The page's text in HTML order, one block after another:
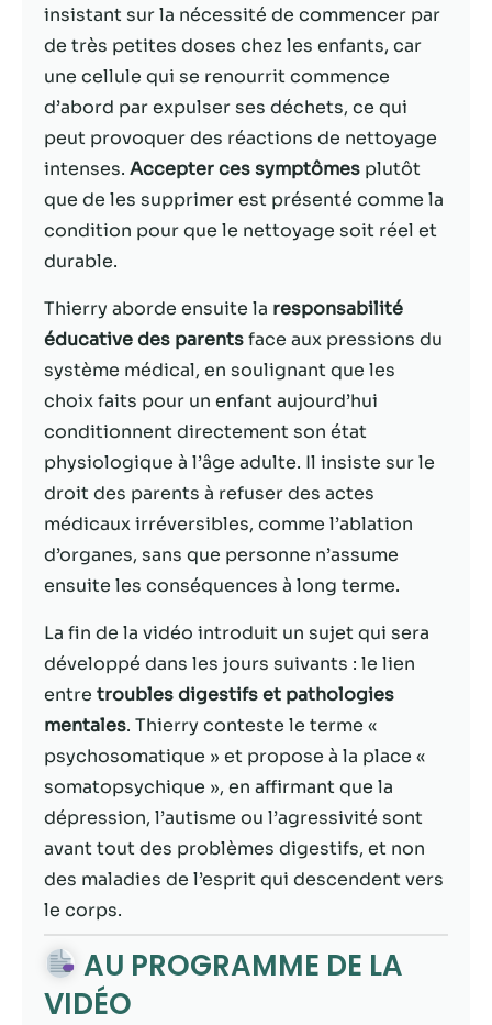
insistant sur la nécessité de commencer par
de très petites doses chez les enfants, car
une cellule qui se renourrit commence
d’abord par expulser ses déchets, ce qui
peut provoquer des réactions de nettoyage
intenses. Accepter ces symptômes plutôt
que de les supprimer est présenté comme la
condition pour que le nettoyage soit réel et
durable.
Thierry aborde ensuite la responsabilité
éducative des parentsface aux pressions du
système médical, en soulignant que les
choix faits pour un enfant aujourd’hui
conditionnent directement son état
physiologique à l’âge adulte. Il insiste sur le
droit des parents à refuser des actes
médicaux irréversibles, comme l’ablation
d’organes, sans que personne n’assume
ensuite les conséquences à long terme.
La fin de la vidéo introduit un sujet qui sera
développé dans les jours suivants : le lien
entre troubles digestifs et pathologies
mentales. Thierry conteste le terme «
psychosomatique » et propose à la place «
somatopsychique », en affirmant que la
dépression, l’autisme ou l’agressivité sont
avant tout des problèmes digestifs, et non
des maladies de l’esprit qui descendent vers
le corps.
AU PROGRAMME DE LA
VIDÉO
Statistiques
Afin que nous
puissions
améliorer la
fonctionnalité
et la structure
du site Web,
en fonction
de la façon
dont le site
Web est
Experience
Afin que notre
site Web
fonctionne
aussi bien que
possible lors
de votre visite.
Si vous refusez
ces cookies,
certaines
fonctionnalités
disparaîtront
du site Web.
Marketing
En partageant
votre intérêt et
votre
comportement
lorsque vous
visitez notre
site, vous
augmentez les
voir du
contenu et des
offres